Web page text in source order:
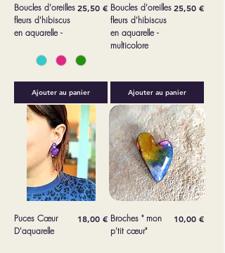
Boucles d'oreilles
fleurs d'hibiscus
en aquarelle -
Prix
25,50 €
Ajouter au panier
Boucles d'oreilles
fleurs d'hibiscus
en aquarelle -
multicolore
Prix
25,50 €
Ajouter au panier
Puces Cœur
D'aquarelle
Prix
18,00 € Broches " mon
p'tit cœur"
Prix
10,00 €